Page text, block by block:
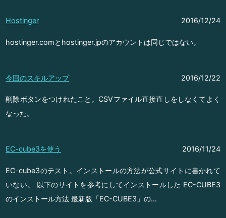
Hostinger 2016/12/24
hostinger.comとhostinger.jpのアカウントは同じではない。
今回のスキルアップ 2016/12/22
削除ボタンをつけれたこと。CSVファイル直接直しをしなくてよく
なった。
EC-cube3を使う 2016/11/24
EC-cube3のテスト。インストールの方法が公式サイトに書かれて
いない。 以下のサイトを参考にしてインストールした EC-CUBE3
のインストール方法 最新版「EC-CUBE3」の…